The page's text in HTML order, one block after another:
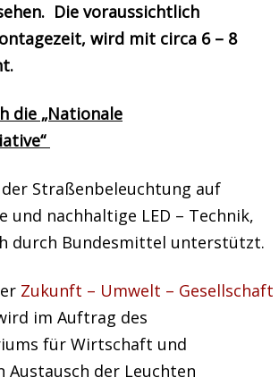
Die voraussichtlich
wird mit circa 6 – 8
die „Nationale
Straßenbeleuchtung auf
und nachhaltige LED – Technik,
durch Bundesmittel unterstützt.
Zukunft – Umwelt – Gesellschaft
im Auftrag des
für Wirtschaft und
Austausch der Leuchten